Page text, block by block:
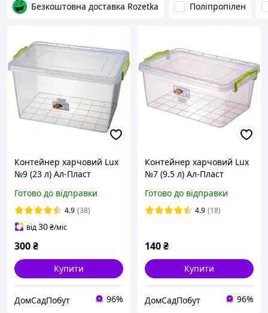
Безкоштовна доставка Rozetka Поліпропілен
Контейнер харчовий Lux
№9 (23 л) Ал-Пласт
Готово до відправки
4.9 (38)
від30₴/міс
300₴
Купити
ДомСадПобут 96%
Контейнер харчовий Lux
№7 (9.5 л) Ал-Пласт
Готово до відправки
4.9 (18)
140₴
Купити
ДомСадПобут 96%